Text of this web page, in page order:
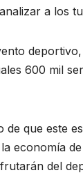
a los
600 mil
de que este
economía
del